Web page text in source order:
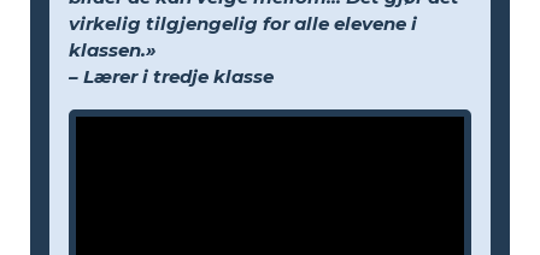
virkelig tilgjengelig for alle elevene i
klassen.»
– Lærer i tredje klasse